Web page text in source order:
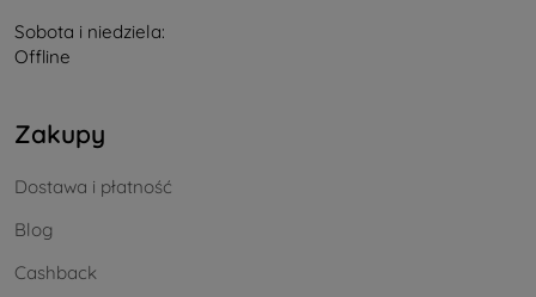
Sobota i niedziela:
Offline
Zakupy
Dostawa i płatność
Blog
Cashback